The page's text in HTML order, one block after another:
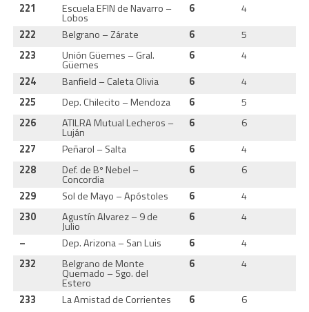
221
Escuela EFIN de Navarro –
Lobos
6 4
222
Belgrano – Zárate 6 5
223
Unión Güemes – Gral.
Güemes
6 4
224
Banfield – Caleta Olivia 6 4
225
Dep. Chilecito – Mendoza 6 5
226
ATILRA Mutual Lecheros –
Luján
6 6
227
Peñarol – Salta 6 4
228
Def. de Bº Nebel –
Concordia
6 6
229
Sol de Mayo – Apóstoles 6 4
230
Agustín Alvarez – 9 de
Julio
6 4
–
Dep. Arizona – San Luis 6 4
232
Belgrano de Monte
Quemado – Sgo. del
Estero
6 4
233 La Amistad de Corrientes 6 6